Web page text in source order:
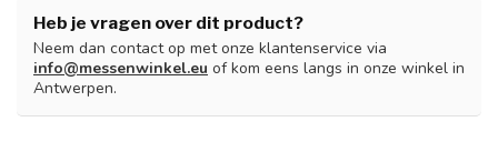
Heb je vragen over dit product?
Neem dan contact op met onze klantenservice via
info@messenwinkel.eu of kom eens langs in onze winkel in
Antwerpen.